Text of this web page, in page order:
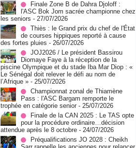
Finale Zone B de Dahra Djoloff :
l'ASC Bok Jom sacrée championne chez
les seniors - 27/07/2026
Thiès : le Grand prix du chef de l'État
de courses hippiques reporté à cause
des fortes pluies - 26/07/2026
JOJ2026 / Le président Bassirou
Diomaye Faye à la réception de la
piscine Olympique et du stade Iba Mar Diop : «
Le Sénégal doit relever le défi au nom de
l’Afrique » - 25/07/2026
Championnat zonal de Thiamène
Pass : l'ASC Bargam remporte le
trophée en catégorie senior - 25/07/2026
Finale de la CAN 2025 : Le TAS opte
pour la procédure ordinaire…décision
attendue après le 8 octobre - 24/07/2026
Préqualifications JO 2028 : Cheikh